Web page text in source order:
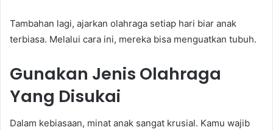
Tambahan lagi, ajarkan olahraga setiap hari biar anak
terbiasa. Melalui cara ini, mereka bisa menguatkan tubuh.
Gunakan Jenis Olahraga
Yang Disukai
Dalam kebiasaan, minat anak sangat krusial. Kamu wajib